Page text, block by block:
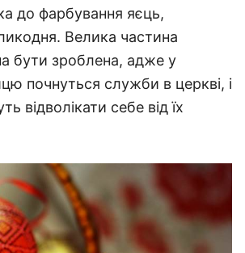
до фарбування яєць,
Велика частина
бути зроблена, адже у
почнуться служби в церкві, і
відволікати себе від їх